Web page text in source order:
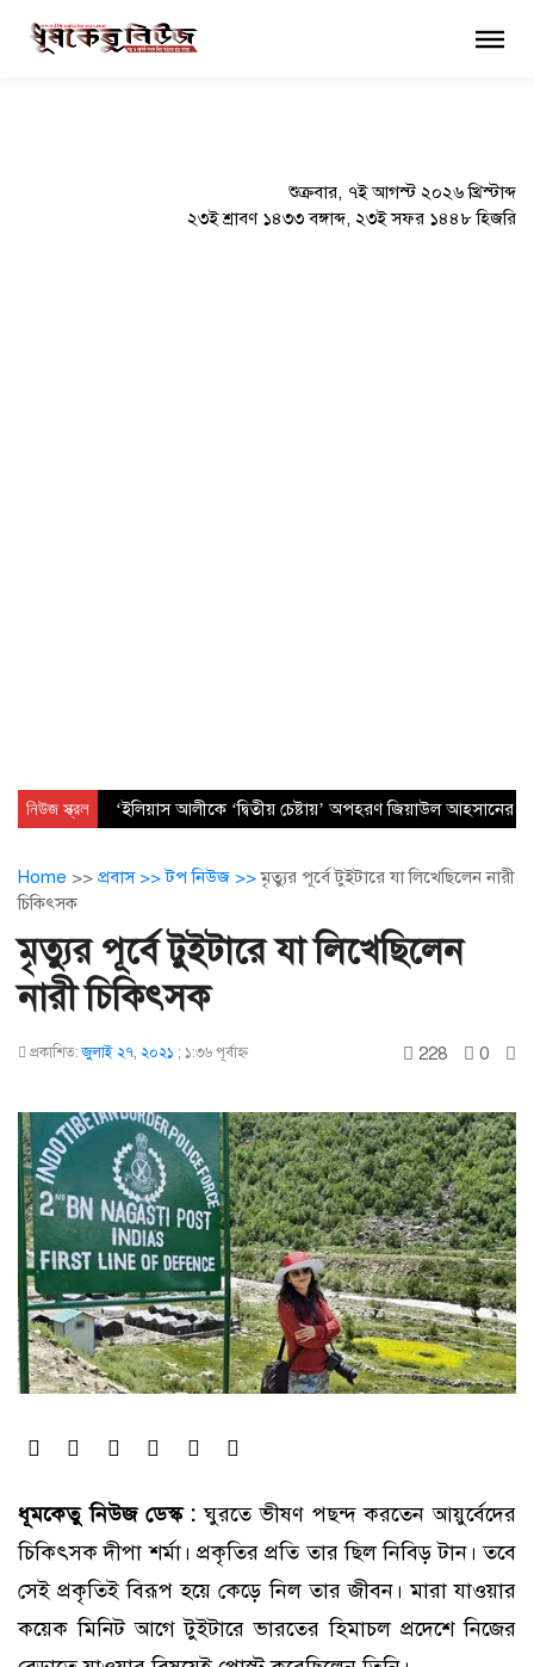
শুক্রবার, ৭ই আগস্ট ২০২৬ খ্রিস্টাব্দ
২৩ই শ্রাবণ ১৪৩৩ বঙ্গাব্দ, ২৩ই সফর ১৪৪৮ হিজরি
×
নিউজ স্ক্রল ‘ইলিয়াস আলীকে ‘দ্বিতীয় চেষ্টায়’ অপহরণ জিয়াউল আহসানের
Home >> প্রবাস >>টপ নিউজ >>মৃত্যুর পূর্বে টুইটারে যা লিখেছিলেন নারী
চিকিৎসক
মৃত্যুর পূর্বে টুইটারে যা লিখেছিলেন
নারী চিকিৎসক
প্রকাশিত:জুলাই ২৭, ২০২১ ; ১:৩৬ পূর্বাহ্ণ 228 0
ধূমকেতু নিউজ ডেস্ক :ঘুরতে ভীষণ পছন্দ করতেন আয়ুর্বেদের
চিকিৎসক দীপা শর্মা। প্রকৃতির প্রতি তার ছিল নিবিড় টান। তবে
সেই প্রকৃতিই বিরূপ হয়ে কেড়ে নিল তার জীবন। মারা যাওয়ার
কয়েক মিনিট আগে টুইটারে ভারতের হিমাচল প্রদেশে নিজের